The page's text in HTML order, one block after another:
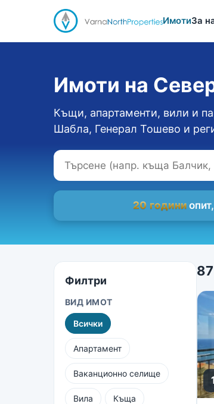
ИмотиЗа
Имоти на
Къщи, апартаменти, вили и
Шабла, Генерал Тошево и
20 години
Филтри
ВИД ИМОТ
Всички
Апартамент
Ваканционно селище
Вила Къща